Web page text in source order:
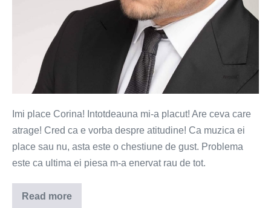
(VIDEO)
Imi place Corina! Intotdeauna mi-a placut! Are ceva care
atrage! Cred ca e vorba despre atitudine! Ca muzica ei
place sau nu, asta este o chestiune de gust. Problema
este ca ultima ei piesa m-a enervat rau de tot.
Read more
Fetele